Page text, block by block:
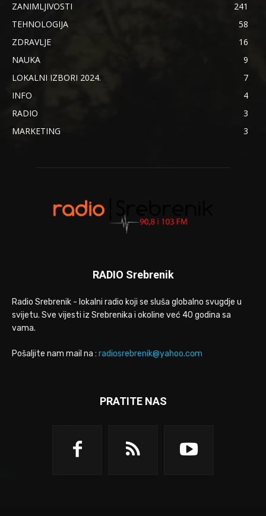
ZANIMLJIVOSTI
241
TEHNOLOGIJA
58
ZDRAVLJE
16
NAUKA
9
LOKALNI IZBORI 2024.
7
INFO
4
RADIO
3
MARKETING
3
RADIO Srebrenik
Radio Srebrenik - lokalni radio koji se sluša globalno svugdje u
svijetu. Sve vijesti iz Srebrenika i okoline već 40 godina sa
vama.
Pošaljite nam mail na : radiosrebrenik@yahoo.com
PRATITE NAS